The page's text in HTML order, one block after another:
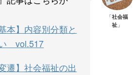
「社会福
祉 」
本】内容別分類と
vol.517
遷】社会福祉の出